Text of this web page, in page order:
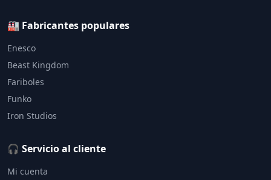
🏭 Fabricantes populares
Enesco
Beast Kingdom
Fariboles
Funko
Iron Studios
🎧 Servicio al cliente
Mi cuenta